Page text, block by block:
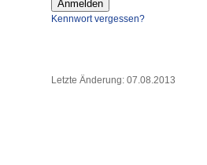
Kennwort vergessen?
Letzte Änderung: 07.08.2013